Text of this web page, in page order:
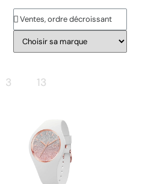
3 13